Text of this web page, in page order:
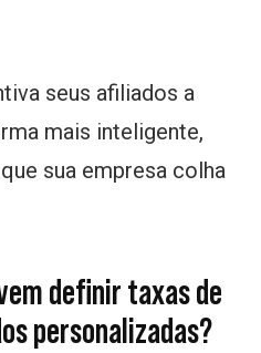
seus afiliados a
mais inteligente,
sua empresa colha
definir taxas de
personalizadas?